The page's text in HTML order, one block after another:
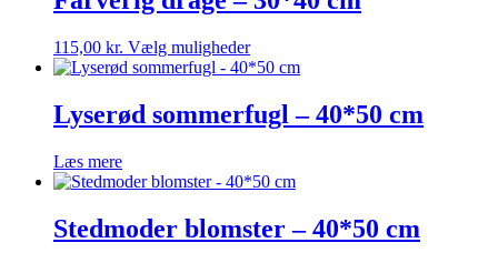
varianter.
kan
vælges
varesiden
115,00 kr. Vælg mulighederDette
vare
flere
varianter.
vælges
varesiden
Lyserød sommerfugl – 40*50 cm
Læs mere
Stedmoder blomster – 40*50 cm